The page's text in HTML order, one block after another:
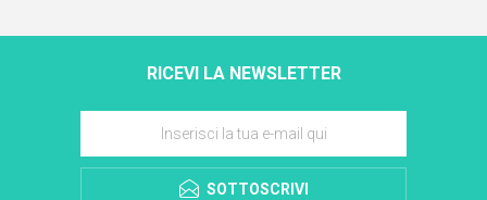
RICEVI LA NEWSLETTER
SOTTOSCRIVI